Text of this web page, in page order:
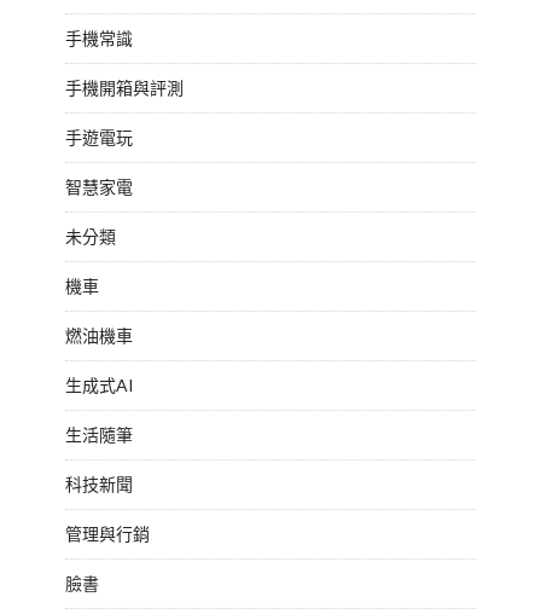
手機常識
手機開箱與評測
手遊電玩
智慧家電
未分類
機車
燃油機車
生成式AI
生活隨筆
科技新聞
管理與行銷
臉書